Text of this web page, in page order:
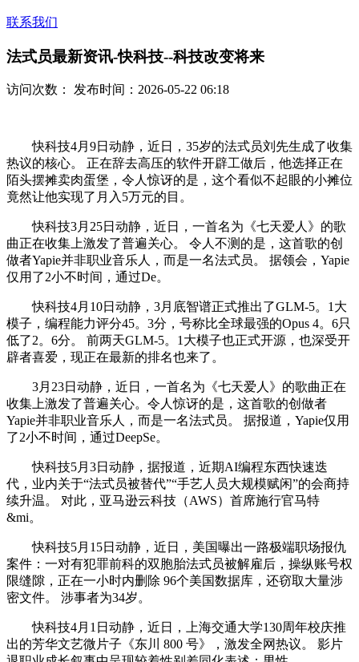
联系我们
法式员最新资讯-快科技--科技改变将来
访问次数： 发布时间：2026-05-22 06:18
快科技4月9日动静，近日，35岁的法式员刘先生成了收集
热议的核心。 正在辞去高压的软件开辟工做后，他选择正在
陌头摆摊卖肉蛋堡，令人惊讶的是，这个看似不起眼的小摊位
竟然让他实现了月入5万元的目。
快科技3月25日动静，近日，一首名为《七天爱人》的歌
曲正在收集上激发了普遍关心。 令人不测的是，这首歌的创
做者Yapie并非职业音乐人，而是一名法式员。 据领会，Yapie
仅用了2小不时间，通过De。
快科技4月10日动静，3月底智谱正式推出了GLM-5。1大
模子，编程能力评分45。3分，号称比全球最强的Opus 4。6只
低了2。6分。 前两天GLM-5。1大模子也正式开源，也深受开
辟者喜爱，现正在最新的排名也来了。
3月23日动静，近日，一首名为《七天爱人》的歌曲正在
收集上激发了普遍关心。令人惊讶的是，这首歌的创做者
Yapie并非职业音乐人，而是一名法式员。 据报道，Yapie仅用
了2小不时间，通过DeepSe。
快科技5月3日动静，据报道，近期AI编程东西快速迭
代，业内关于“法式员被替代”“手艺人员大规模赋闲”的会商持
续升温。 对此，亚马逊云科技（AWS）首席施行官马特
&mi。
快科技5月15日动静，近日，美国曝出一路极端职场报仇
案件：一对有犯罪前科的双胞胎法式员被解雇后，操纵账号权
限缝隙，正在一小时内删除 96个美国数据库，还窃取大量涉
密文件。 涉事者为34岁。
快科技4月1日动静，近日，上海交通大学130周年校庆推
出的芳华文艺微片子《东川 800 号》，激发全网热议。 影片